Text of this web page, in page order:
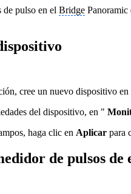
de pulso en el Bridge
cree un nuevo dispositivo en
del dispositivo, en "
haga clic en Aplicar para
de pulsos